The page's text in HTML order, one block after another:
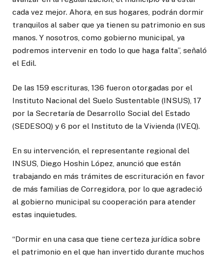
cada vez mejor. Ahora, en sus hogares, podrán dormir
tranquilos al saber que ya tienen su patrimonio en sus
manos. Y nosotros, como gobierno municipal, ya
podremos intervenir en todo lo que haga falta”, señaló
el Edil.
De las 159 escrituras, 136 fueron otorgadas por el
Instituto Nacional del Suelo Sustentable (INSUS), 17
por la Secretaría de Desarrollo Social del Estado
(SEDESOQ) y 6 por el Instituto de la Vivienda (IVEQ).
En su intervención, el representante regional del
INSUS, Diego Hoshin López, anunció que están
trabajando en más trámites de escrituración en favor
de más familias de Corregidora, por lo que agradeció
al gobierno municipal su cooperación para atender
estas inquietudes.
“Dormir en una casa que tiene certeza jurídica sobre
el patrimonio en el que han invertido durante muchos